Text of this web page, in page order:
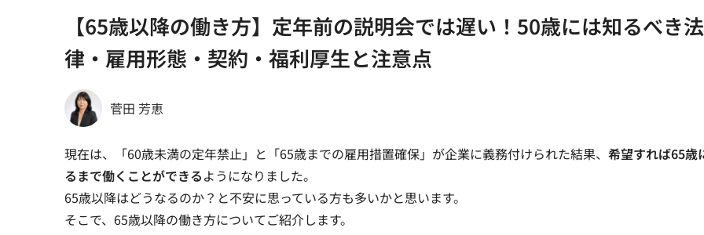
【65歳以降の働き方】定年前の説明会では遅い！50歳には知るべき法
律・雇用形態・契約・福利厚生と注意点
菅田 芳恵
現在は、「60歳未満の定年禁止」と「65歳までの雇用措置確保」が企業に義務付けられた結果、 希望すれば65歳
るまで働くことができるようになりました。
65歳以降はどうなるのか？と不安に思っている方も多いかと思います。
そこで、65歳以降の働き方についてご紹介します。